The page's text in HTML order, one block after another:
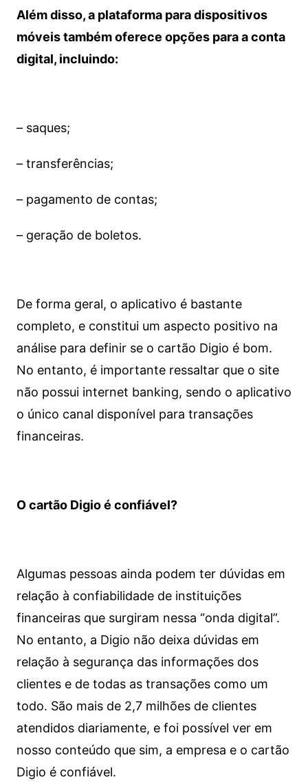
Além disso, a plataforma para dispositivos
móveis também oferece opções para a conta
digital, incluindo:
– saques;
– transferências;
– pagamento de contas;
– geração de boletos.
De forma geral, o aplicativo é bastante
completo, e constitui um aspecto positivo na
análise para definir se o cartão Digio é bom.
No entanto, é importante ressaltar que o site
não possui internet banking, sendo o aplicativo
o único canal disponível para transações
financeiras.
O cartão Digio é confiável?
Algumas pessoas ainda podem ter dúvidas em
relação à confiabilidade de instituições
financeiras que surgiram nessa “onda digital”.
No entanto, a Digio não deixa dúvidas em
relação à segurança das informações dos
clientes e de todas as transações como um
todo. São mais de 2,7 milhões de clientes
atendidos diariamente, e foi possível ver em
nosso conteúdo que sim, a empresa e o cartão
Digio é confiável.